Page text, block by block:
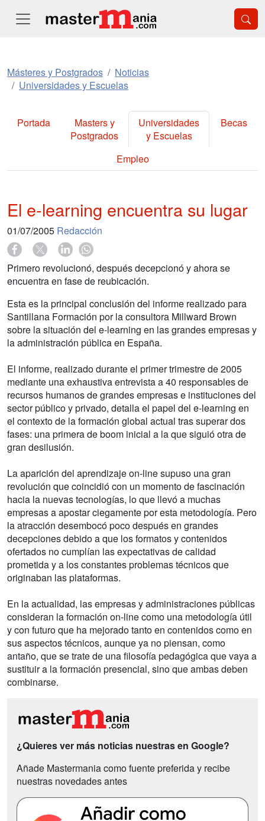
Másteres y Postgrados
Noticias
Universidades y Escuelas
Portada
Masters y
Postgrados
Universidades
y Escuelas
Becas
Empleo
El e-learning encuentra su lugar
01/07/2005 Redacción
Primero revolucionó, después decepcionó y ahora se
encuentra en fase de reubicación.
Esta es la principal conclusión del informe realizado para
Santillana Formación por la consultora Millward Brown
sobre la situación del e-learning en las grandes empresas y
la administración pública en España.
El informe, realizado durante el primer trimestre de 2005
mediante una exhaustiva entrevista a 40 responsables de
recursos humanos de grandes empresas e instituciones del
sector público y privado, detalla el papel del e-learning en
el contexto de la formación global actual tras superar dos
fases: una primera de boom inicial a la que siguió otra de
gran desilusión.
La aparición del aprendizaje on-line supuso una gran
revolución que coincidió con un momento de fascinación
hacia la nuevas tecnologías, lo que llevó a muchas
empresas a apostar ciegamente por esta metodología. Pero
la atracción desembocó poco después en grandes
decepciones debido a que los formatos y contenidos
ofertados no cumplían las expectativas de calidad
prometida y a los constantes problemas técnicos que
originaban las plataformas.
En la actualidad, las empresas y administraciones públicas
consideran la formación on-line como una metodología útil
y con futuro que ha mejorado tanto en contenidos como en
sus aspectos técnicos, aunque ya no piensan, como
antaño, que se trate de una filosofía pedagógica que vaya a
sustituir a la formación presencial, sino que ambas deben
combinarse.
¿Quieres ver más noticias nuestras en Google?
Añade Mastermania como fuente preferida y recibe
nuestras novedades antes